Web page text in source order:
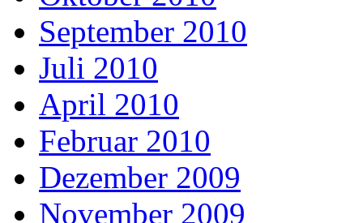
September 2010
Juli 2010
April 2010
Februar 2010
Dezember 2009
November 2009